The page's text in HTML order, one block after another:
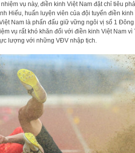
vụ này, điền kinh Việt Nam đặt chỉ tiêu
Hiếu, huấn luyện viên của đội tuyển điền kinh
Nam là phấn đấu giữ vững ngôi vị số 1 Đông
vụ rất khó khăn đối với điền kinh Việt Nam vì
lượng với những VĐV nhập tịch.